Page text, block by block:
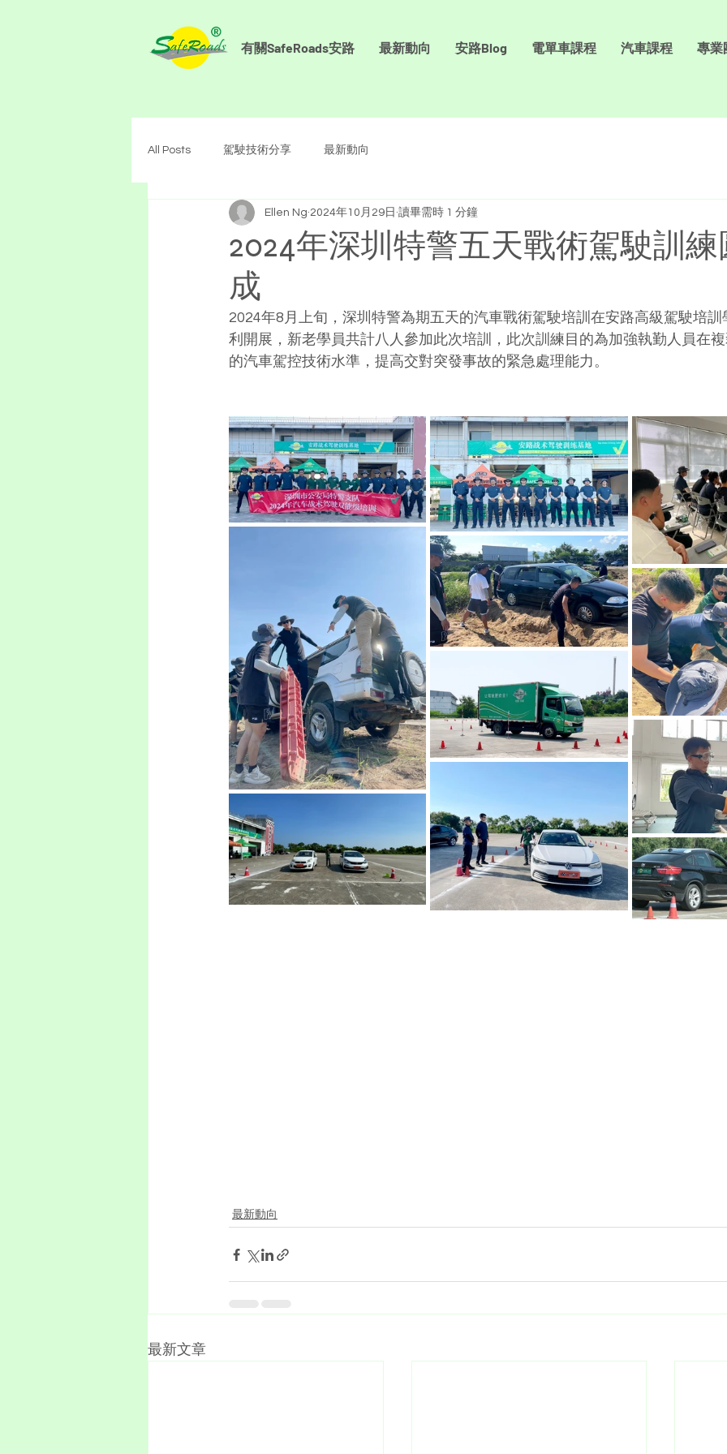
有關SafeRoads安路 最新動向 安路Blog 電單車課程 汽車課程 專業
All Posts 駕駛技術分享 最新動向
2024年深圳特警五天戰術駕駛訓
成
Ellen Ng 2024年10月29日 讀畢需時 1 分鐘
2024年8月上旬，深圳特警為期五天的汽車戰術駕駛培訓在安路高級駕駛培
利開展，新老學員共計八人參加此次培訓，此次訓練目的為加強執勤人員在
的汽車駕控技術水準，提高交對突發事故的緊急處理能力。
最新動向
最新文章